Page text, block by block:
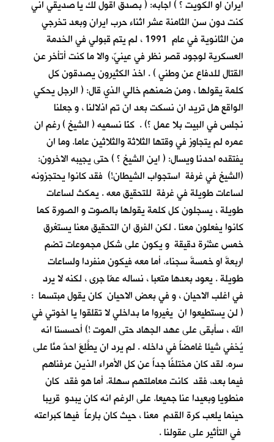
ايران او الكويت ؟ ) اجابه: ( بصدق اقول لك يا صديقي اني
كنت دون سن الثامنة عشر اثناء حرب ايران وبعد تخرجي
من الثانوية في عام 1991 ، لم يتم قبولي في الخدمة
العسكرية لوجود قصر نظر في عينيّ، والا ما كنت أتأخر عن
القتال للدفاع عن وطني ) . اخذ الكثيرون يصدقون كل
كلمة يقولها ، ومن ضمنهم خالي الذي قال: ( الرجل يحكي
الواقع هل تريد ان نسكت بعد ان تم اذلالنا ، و جعلنا
نجلس في البيت بلا عمل ؟) . كنّا نسميه ( الشيخ ) رغم ان
عمره لم يتجاوز في وقتها الثلاثة والثلاثين عاما. وما ان
يفتقده احدنا ويسال: ( اين الشيخ ؟ ) حتى يجيبه الاخرون:
(الشيخ في غرفة استجواب الشيطان!) فقد كانوا يحتجزونه
لساعات طويلة في غرفة للتحقيق معه . يمكث لساعات
طويلة ، يسجلون كل كلمة يقولها بالصوت و الصورة كما
كانوا يفعلون معنا . لكن الفرق ان التحقيق معنا يستغرق
خمس عشْرة دقيقة و يكون على شكل مجموعات تضم
اربعةَ او خمسةَ سجناء. أما معه فيكون منفردا ولساعات
طويلة . يعود بعدها متعبا ، نساله عمّا جرى ، لكنه لا يرد
في اغلب الاحيان ، و في بعض الاحيان كان يقول مبتسما :
( لن يستطيعوا ان يغيروا ما بداخلي لا تقلقوا يا اخوتي في
الله ، سأبقى على عهد الجهاد حتى الموت !) أحسسنا انه
يُخفي شيئا غامضاً في داخله . لم يرد ان يطَّلِعَ احدٌ منَّا على
سره. لقد كان مختلفًا جداً عن كل الأمراء الذين عرفناهم
فيما بعد، فقد كانت معاملتهم سهلة. أما هو فقد كان
منطويا وبعيدا عنا جميعا. على الرغم انه كان يبدو قريبا
حينما يلعب كرة القدم معنا ، حيث كان بارعاً فيها كبراعته
في التأثير على عقولنا .